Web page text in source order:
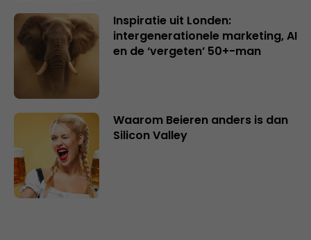
Inspiratie uit Londen:
intergenerationele marketing, AI
en de ‘vergeten’ 50+-man
Waarom Beieren anders is dan
Silicon Valley